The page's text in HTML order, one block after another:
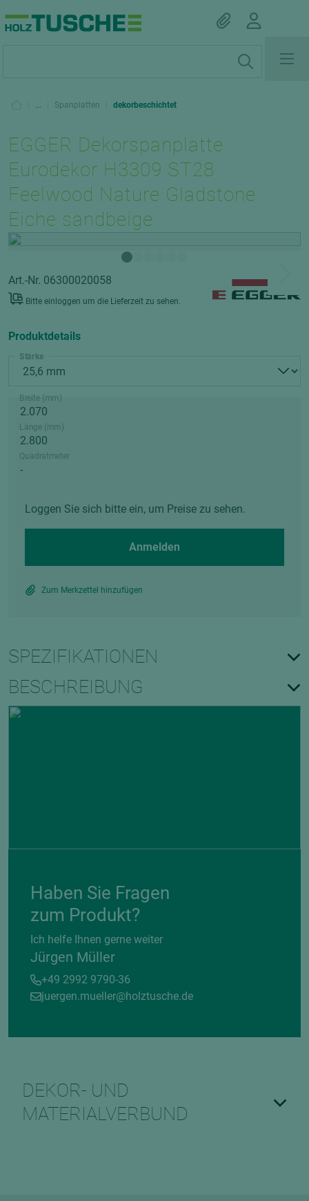
... Spanplatten dekorbeschichtet
EGGER Dekorspanplatte
Eurodekor H3309 ST28
Feelwood Nature Gladstone
Eiche sandbeige
Art.-Nr. 06300020058
Bitte einloggen um die Lieferzeit zu sehen.
Produktdetails
Stärke
Breite (mm)
Länge (mm)
Quadratmeter
Loggen Sie sich bitte ein, um Preise zu sehen.
Anmelden
Zum Merkzettel hinzufügen
SPEZIFIKATIONEN
BESCHREIBUNG
Haben Sie Fragen
zum Produkt?
Ich helfe Ihnen gerne weiter
Jürgen Müller
+49 2992 9790-36
juergen.mueller@holztusche.de
DEKOR- UND
MATERIALVERBUND